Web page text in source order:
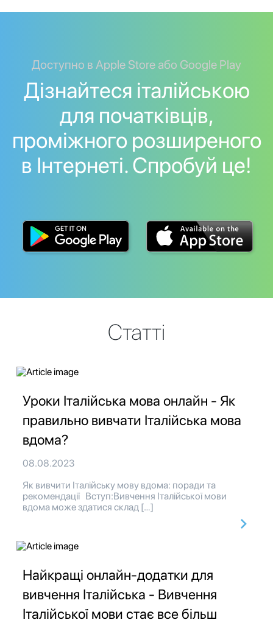
Доступно в Apple Store або Google Play
Дізнайтеся італійською
для початківців,
проміжного розширеного
в Інтернеті. Спробуй це!
Статті
Уроки Італійська мова онлайн - Як
правильно вивчати Італійська мова
вдома?
08.08.2023
Як вивчити Італійську мову вдома: поради та
рекомендації Вступ:Вивчення Італійської мови
вдома може здатися склад […]
Найкращі онлайн-додатки для
вивчення Італійська - Вивчення
Італійської мови стає все більш